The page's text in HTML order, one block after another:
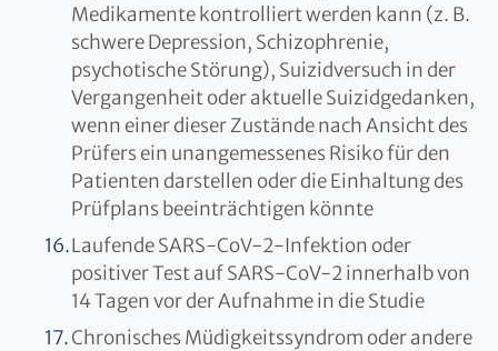
Medikamente kontrolliert werden kann (z. B.
schwere Depression, Schizophrenie,
psychotische Störung), Suizidversuch in der
Vergangenheit oder aktuelle Suizidgedanken,
wenn einer dieser Zustände nach Ansicht des
Prüfers ein unangemessenes Risiko für den
Patienten darstellen oder die Einhaltung des
Prüfplans beeinträchtigen könnte
Laufende SARS-CoV-2-Infektion oder
positiver Test auf SARS-CoV-2 innerhalb von
14 Tagen vor der Aufnahme in die Studie
Chronisches Müdigkeitssyndrom oder andere